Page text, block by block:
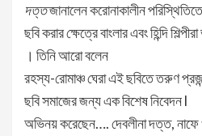
দত্তজানালেন করোনাকালীন পরিস্থিতিতে
ছবি করার ক্ষেত্রে বাংলার এবং হিন্দি
। তিনি আরো বলেন
রহস্য-রোমাঞ্চ ঘেরা এই ছবিতে তরুণ
ছবি সমাজের জন্য এক বিশেষ নিবেদন l
অভিনয় করেছেন…. দেবলীনা দত্ত, নাফে